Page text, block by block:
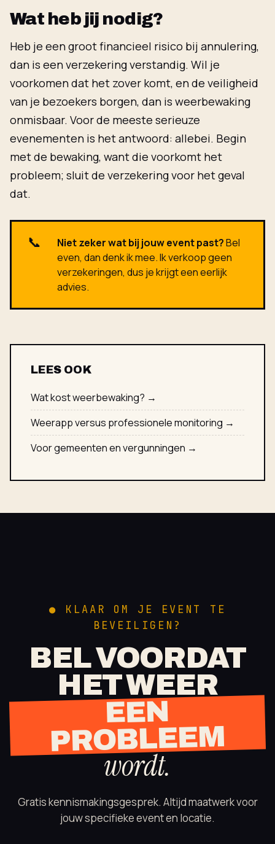
Wat heb jij nodig?
Heb je een groot financieel risico bij annulering,
dan is een verzekering verstandig. Wil je
voorkomen dat het zover komt, en de veiligheid
van je bezoekers borgen, dan is weerbewaking
onmisbaar. Voor de meeste serieuze
evenementen is het antwoord: allebei. Begin
met de bewaking, want die voorkomt het
probleem; sluit de verzekering voor het geval
dat.
📞 Niet zeker wat bij jouw event past?Bel
even, dan denk ik mee. Ik verkoop geen
verzekeringen, dus je krijgt een eerlijk
advies.
LEES OOK
Wat kost weerbewaking? →
Weerapp versus professionele monitoring →
Voor gemeenten en vergunningen →
● KLAAR OM JE EVENT TE
BEVEILIGEN?
BEL VOORDAT
HET WEER
EEN
PROBLEEM
wordt.
Gratis kennismakingsgesprek. Altijd maatwerk voor
jouw specifieke event en locatie.